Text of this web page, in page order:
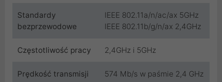
Standardy
bezprzewodowe
IEEE 802.11a/n/ac/ax 5GHz
IEEE 802.11b/g/n/ax 2,4GHz
Częstotliwość pracy 2,4GHz i 5GHz
Prędkość transmisji
574 Mb/s w paśmie 2,4 GHz